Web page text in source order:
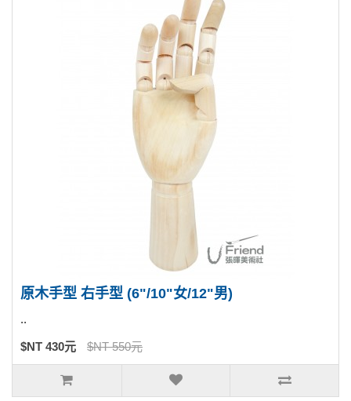
原木手型 右手型 (6"/10"女/12"男)
..
$NT 430元 $NT 550元